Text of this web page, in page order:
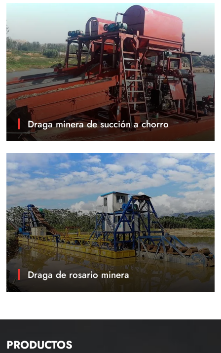
Draga minera de succión a chorro
Draga de rosario minera
PRODUCTOS